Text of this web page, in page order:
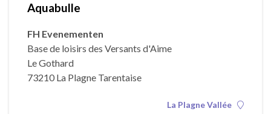
Aquabulle
FH Evenementen
Base de loisirs des Versants d'Aime
Le Gothard
73210 La Plagne Tarentaise
La Plagne Vallée